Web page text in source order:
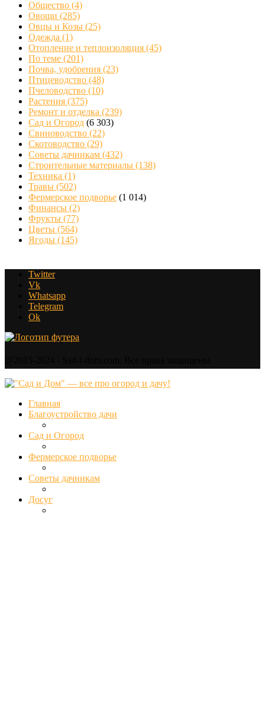
Общество (4)
Овощи (285)
Овцы и Козы (25)
Одежда (1)
Отопление и теплоизоляция (45)
По теме (201)
Почва, удобрения (23)
Птицеводство (48)
Пчеловодство (10)
Растения (375)
Ремонт и отделка (239)
Сад и Огород (6 303)
Свиноводство (22)
Скотоводство (29)
Советы дачникам (432)
Строительные материалы (138)
Техника (1)
Травы (502)
Фермерское подворье (1 014)
Финансы (2)
Фрукты (77)
Цветы (564)
Ягоды (145)
Twitter
Vk
Whatsapp
Telegram
Ok
Главная
Благоустройство дачи
Сад и Огород
Фермерское подворье
Советы дачникам
Досуг